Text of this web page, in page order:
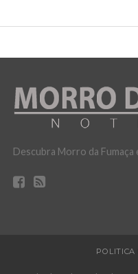
Descubra Morro da Fumaça